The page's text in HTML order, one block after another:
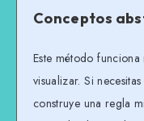
Conceptos
Este método
visualizar. Si
construye una regla